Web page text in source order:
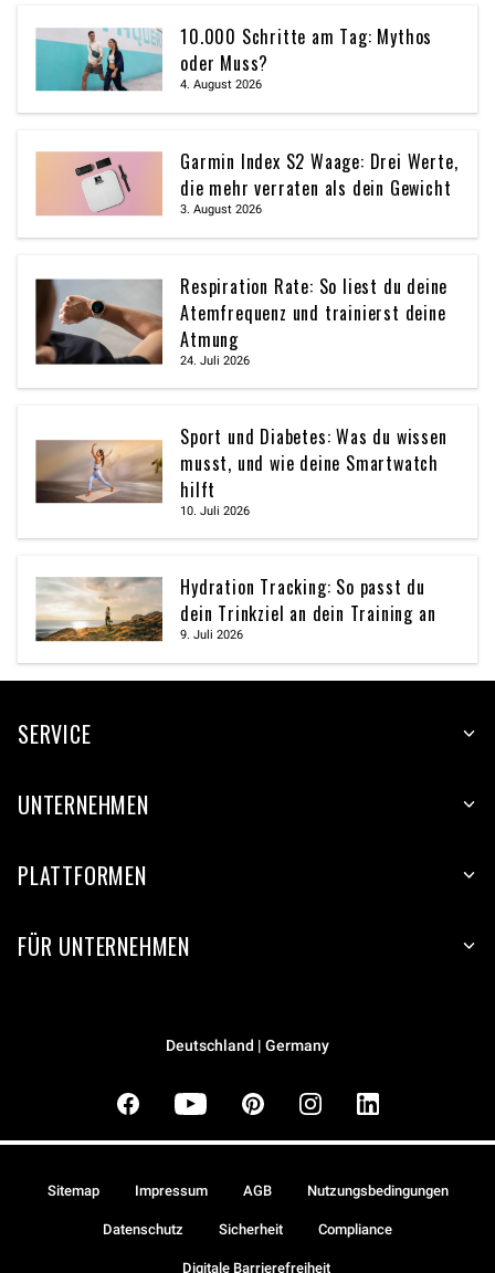
10.000 Schritte am Tag: Mythos
oder Muss?
4. August 2026
Garmin Index S2 Waage: Drei Werte,
die mehr verraten als dein Gewicht
3. August 2026
Respiration Rate: So liest du deine
Atemfrequenz und trainierst deine
Atmung
24. Juli 2026
Sport und Diabetes: Was du wissen
musst, und wie deine Smartwatch
hilft
10. Juli 2026
Hydration Tracking: So passt du
dein Trinkziel an dein Training an
9. Juli 2026
SERVICE
UNTERNEHMEN
PLATTFORMEN
FÜR UNTERNEHMEN
Deutschland | Germany
Sitemap Impressum AGB Nutzungsbedingungen
Datenschutz Sicherheit Compliance
Digitale Barrierefreiheit